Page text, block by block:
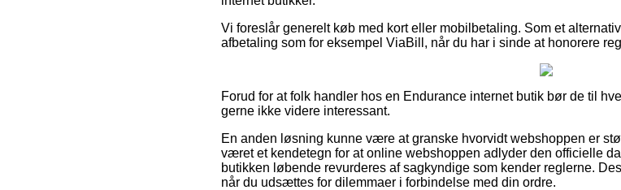
Vi foreslår generelt køb med kort eller mobilbetaling. Som et
afbetaling som for eksempel ViaBill, når du har i sinde at honorere
Forud for at folk handler hos en Endurance internet butik bør de til
gerne ikke videre interessant.
En anden løsning kunne være at granske hvorvidt webshoppen er
været et kendetegn for at online webshoppen adlyder den officielle
butikken løbende revurderes af sagkyndige som kender reglerne.
når du udsættes for dilemmaer i forbindelse med din ordre.